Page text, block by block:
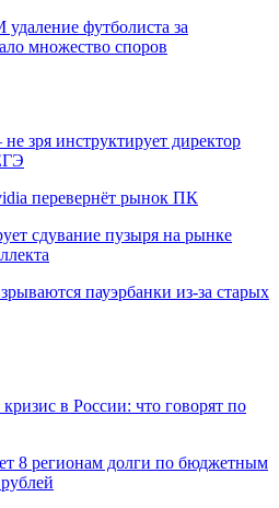
футболиста за
множество споров
зря инструктирует директор
перевернёт рынок ПК
сдувание пузыря на рынке
пауэрбанки из-за старых
в России: что говорят по
8 регионам долги по бюджетным